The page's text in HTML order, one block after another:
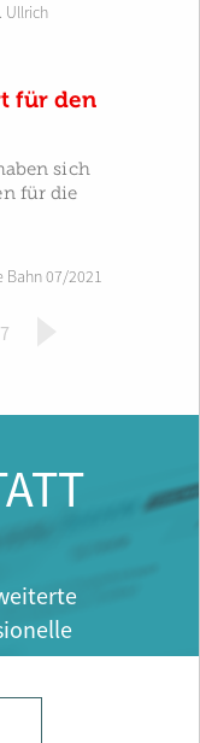
Ullrich
für den
sich
für die
Bahn 07/2021
7